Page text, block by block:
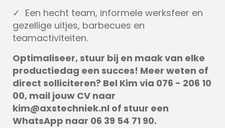
✓ Een hecht team, informele werksfeer en
gezellige uitjes, barbecues en
teamactiviteiten.
Optimaliseer, stuur bij en maak van elke
productiedag een succes! Meer weten of
direct solliciteren? Bel Kim via 076 - 206 10
00, mail jouw CV naar
kim@axstechniek.nl of stuur een
WhatsApp naar 06 39 54 71 90.